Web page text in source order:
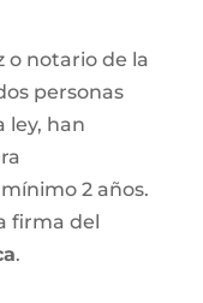
o notario de la
personas
ley, han
2 años.
firma del
.